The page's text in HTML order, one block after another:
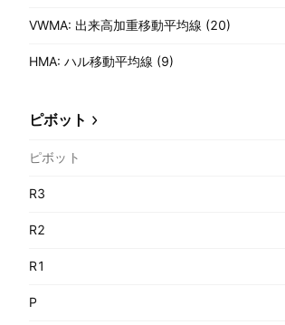
VWMA: 出来高加重移動平均線 (20)
HMA: ハル移動平均線 (9)
ピボット
ピボット
R3
R2
R1
P